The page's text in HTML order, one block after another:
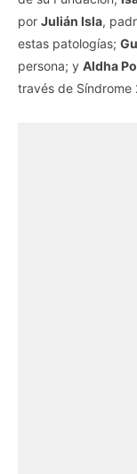
por Julián Isla,
estas patologías;
persona; y Aldha
través de Síndrome